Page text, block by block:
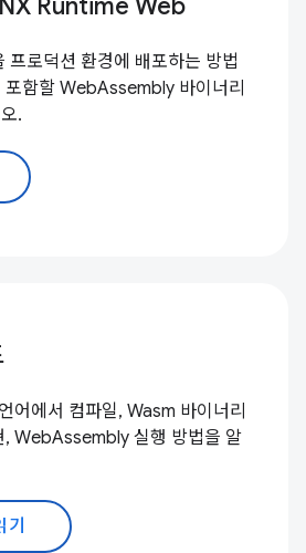
Runtime Web
프로덕션 환경에 배포하는 방법
포함할 WebAssembly 바이너리
.
어에서 컴파일, Wasm 바이너리
, WebAssembly 실행 방법을 알